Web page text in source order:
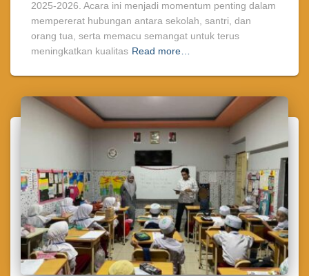
2025-2026. Acara ini menjadi momentum penting dalam
mempererat hubungan antara sekolah, santri, dan
orang tua, serta memacu semangat untuk terus
meningkatkan kualitas Read more…